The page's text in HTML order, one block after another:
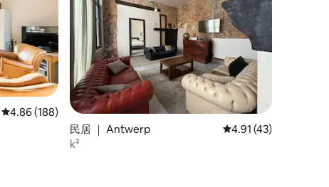
平均评分 4.86 分（满分 5 分），共 188 条评价
4.86 (188)
民居 ｜ Antwerp 平均评分 4.91 分（满
4.91 (43)
k³